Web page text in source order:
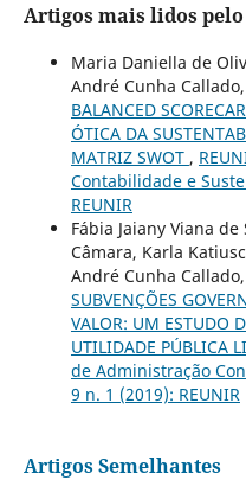
Artigos mais lidos
Maria Daniella de
André Cunha Callado,
BALANCED
ÓTICA DA
MATRIZ SWOT ,
Contabilidade e
REUNIR
Fábia Jaiany Viana
Câmara, Karla
André Cunha Callado,
SUBVENÇÕES
VALOR: UM ESTUDO
UTILIDADE PÚBLICA
de Administração
9 n. 1 (2019): REUNIR
Artigos Semelhantes